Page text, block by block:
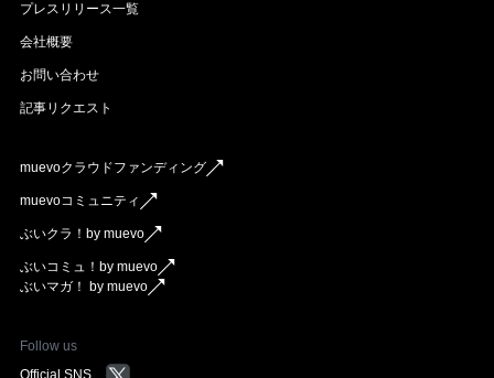
プレスリリース一覧
会社概要
お問い合わせ
記事リクエスト
muevoクラウドファンディング
muevoコミュニティ
ぶいクラ！by muevo
ぶいコミュ！by muevo
ぶいマガ！ by muevo
Follow us